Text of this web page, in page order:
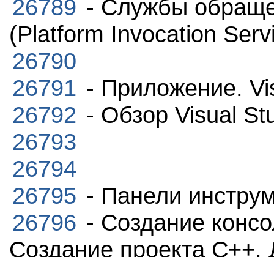
26789 - Службы
(Platform Invocation
26790
26791 - Приложение.
26792 - Обзор Visual
26793
26794
26795 - Панели
26796 - Создание
Создание проекта